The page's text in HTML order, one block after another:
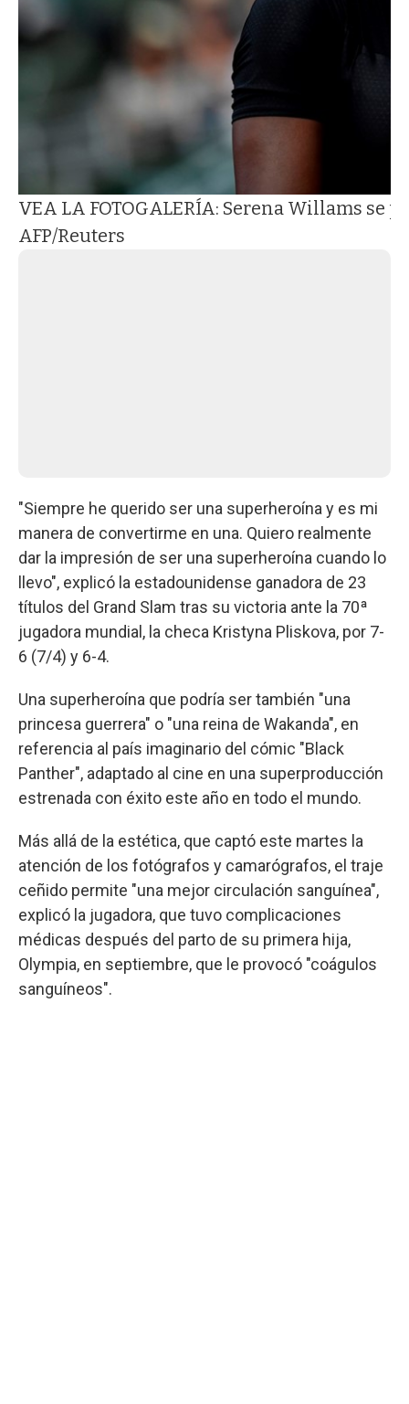
VEA LA FOTOGALERÍA: Serena Willams se
AFP/Reuters
"Siempre he querido ser una superheroína y es mi
manera de convertirme en una. Quiero realmente
dar la impresión de ser una superheroína cuando lo
llevo", explicó la estadounidense ganadora de 23
títulos del Grand Slam tras su victoria ante la 70ª
jugadora mundial, la checa Kristyna Pliskova, por 7-
6 (7/4) y 6-4.
Una superheroína que podría ser también "una
princesa guerrera" o "una reina de Wakanda", en
referencia al país imaginario del cómic "Black
Panther", adaptado al cine en una superproducción
estrenada con éxito este año en todo el mundo.
Más allá de la estética, que captó este martes la
atención de los fotógrafos y camarógrafos, el traje
ceñido permite "una mejor circulación sanguínea",
explicó la jugadora, que tuvo complicaciones
médicas después del parto de su primera hija,
Olympia, en septiembre, que le provocó "coágulos
sanguíneos".